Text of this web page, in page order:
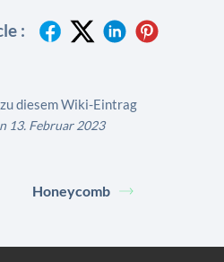
:
diesem Wiki-Eintrag
13. Februar 2023
Honeycomb